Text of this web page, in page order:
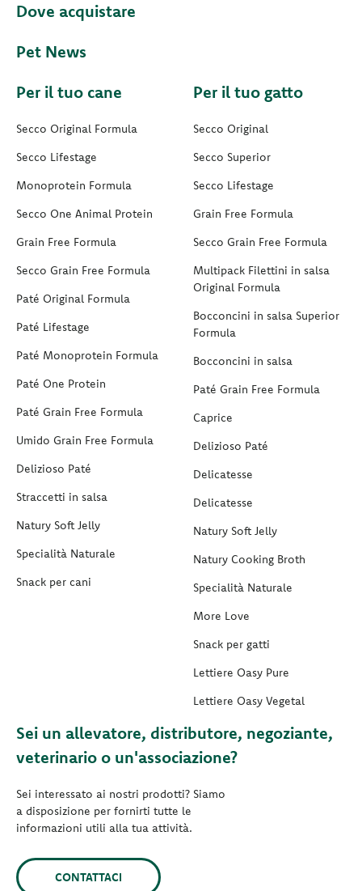
Dove acquistare
Pet News
Per il tuo cane
Secco Original Formula
Secco Lifestage
Monoprotein Formula
Secco One Animal Protein
Grain Free Formula
Secco Grain Free Formula
Paté Original Formula
Paté Lifestage
Paté Monoprotein Formula
Paté One Protein
Paté Grain Free Formula
Umido Grain Free Formula
Delizioso Paté
Straccetti in salsa
Natury Soft Jelly
Specialità Naturale
Snack per cani
Per il tuo gatto
Secco Original
Secco Superior
Secco Lifestage
Grain Free Formula
Secco Grain Free Formula
Multipack Filettini in salsa
Original Formula
Bocconcini in salsa Superior
Formula
Bocconcini in salsa
Paté Grain Free Formula
Caprice
Delizioso Paté
Delicatesse
Delicatesse
Natury Soft Jelly
Natury Cooking Broth
Specialità Naturale
More Love
Snack per gatti
Lettiere Oasy Pure
Lettiere Oasy Vegetal
Sei un allevatore, distributore, negoziante,
veterinario o un'associazione?
Sei interessato ai nostri prodotti? Siamo
a disposizione per fornirti tutte le
informazioni utili alla tua attività.
CONTATTACI